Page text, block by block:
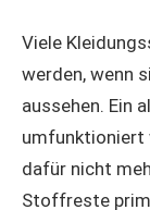
Viele
werden, wenn
aussehen. Ein
umfunktioniert
dafür nicht
Stoffreste